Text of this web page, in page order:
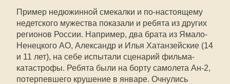
Пример недюжинной смекалки и по-настоящему
недетского мужества показали и ребята из других
регионов России. Например, два брата из Ямало-
Ненецкого АО, Александр и Илья Хатанзейские (14
и 11 лет), на себе испытали сценарий фильма-
катастрофы. Ребята были на борту самолета Ан-2,
потерпевшего крушение в январе. Очнулись